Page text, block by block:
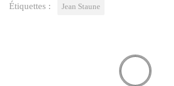
Étiquettes : Jean Staune